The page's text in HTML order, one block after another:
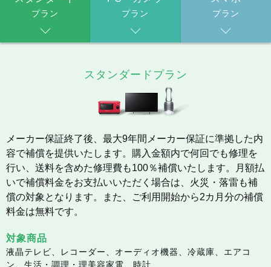
プラン プラン プラン
スタンダードプラン
メーカー保証終了後、最大9年間メーカー保証に準拠した内
容で補償を提供いたします。購入金額内で何回でも修理を
行い、送料を含めた修理費も100％補償いたします。月額払
いで補償料金をお支払いいただく場合は、火災・落雷も補
償の対象となります。また、ご利用開始から2カ月分の補償
料金は無料です。
対象商品
液晶テレビ、レコーダー、オーディオ機器、冷蔵庫、エアコ
ン、生活・調理・理美容家電、時計